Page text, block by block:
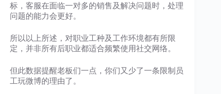
标，客服在面临一对多的销售及解决问题时，处理
问题的能力会更好。
所以以上所述，对职业工种及工作环境都有所限
定，并非所有后职业都适合频繁使用社交网络。
但此数据提醒老板们一点，你们又少了一条限制员
工玩微博的理由了。